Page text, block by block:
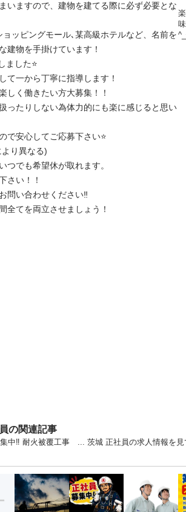
いますので、建物を建てる際に必ず必要とな
ッピングモール､某高級ホテルなど、名前を
建物を手掛けています！
ました⭐️
て一から丁寧に指導します！
しく働きたい方大募集！！
ったりしない為体力的にも楽に感じると思い
で安心してご応募下さい⭐️
り異なる)
つでも希望休が取れます。
さい！！
問い合わせください‼️
全てを両立させましょう！
の関連記事
中‼︎ 耐火被覆工事 ... 茨城 正社員の求人情報を見